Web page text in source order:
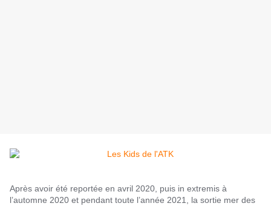
Après avoir été reportée en avril 2020, puis in extremis à
l’automne 2020 et pendant toute l’année 2021, la sortie mer des